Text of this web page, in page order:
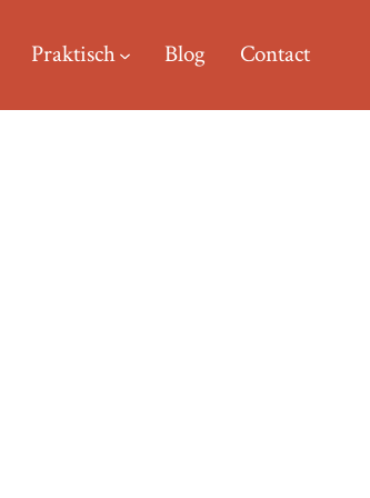
Praktisch Blog Contact